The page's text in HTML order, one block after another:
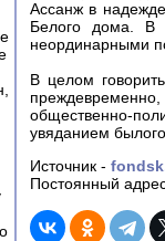
Ассанж в
Белого дома. В
неординарными
В целом
общественно-
увяданием
Источник -
Постоянный